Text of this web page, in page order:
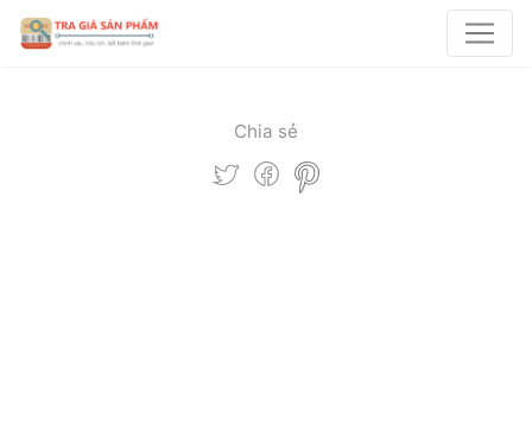
Chia sẻ